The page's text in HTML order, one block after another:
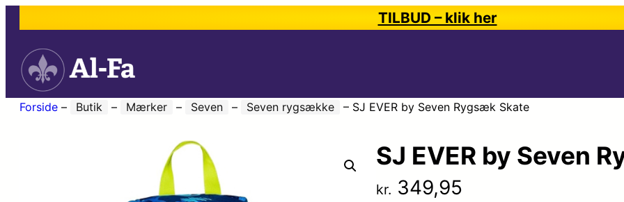
TILBUD – klik her
Forside – Butik – Mærker – Seven – Seven rygsække – SJ EVER by Seven Rygsæk Skate
SJ EVER by Seven
kr. 349,95